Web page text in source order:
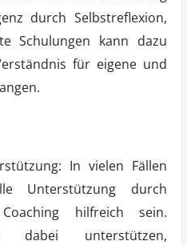
durch Selbstreflexion,
Schulungen kann dazu
für eigene und
In vielen Fällen
Unterstützung durch
hilfreich sein.
dabei unterstützen,